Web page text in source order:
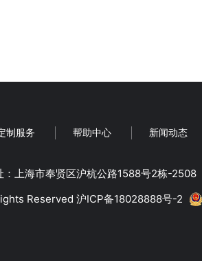
制服务 帮助中心 新闻动态
：上海市奉贤区沪杭公路1588号2栋-2508
Reserved 沪ICP备18028888号-2